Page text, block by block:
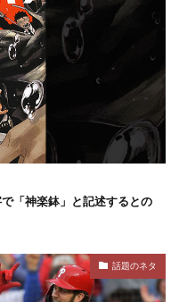
「神楽鉢」と記述するとの
話題のネタ